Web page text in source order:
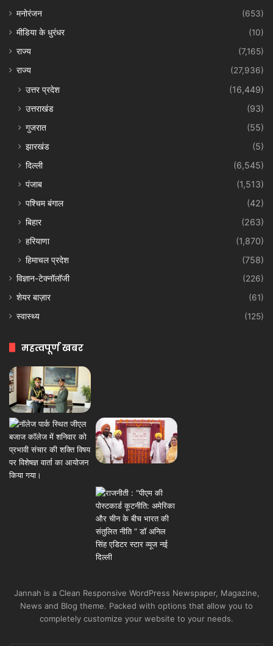
मनोरंजन
(653)
मीडिया के धुरंधर
(10)
राज्य
(7,165)
राज्य
(27,936)
उत्तर प्रदेश
(16,449)
उत्तराखंड
(93)
गुजरात
(55)
झारखंड
(5)
दिल्ली
(6,545)
पंजाब
(1,513)
पश्चिम बंगाल
(42)
बिहार
(263)
हरियाणा
(1,870)
हिमाचल प्रदेश
(758)
विज्ञान-टेक्नॉलॉजी
(226)
शेयर बाज़ार
(61)
स्वास्थ्य
(125)
महत्वपूर्ण खबर
Jannah is a Clean Responsive WordPress Newspaper, Magazine,
News and Blog theme. Packed with options that allow you to
completely customize your website to your needs.